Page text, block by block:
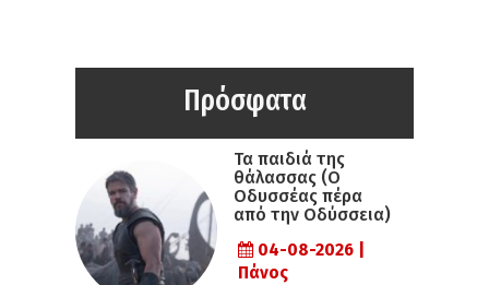
Πρόσφατα
Τα παιδιά της
θάλασσας (Ο
Οδυσσέας πέρα
από την Οδύσσεια)
04-08-2026 |
Πάνος